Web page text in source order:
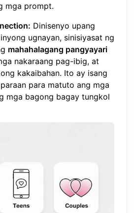
mga prompt.
Dinisenyo upang
ugnayan, sinisiyasat ng
mahahalagang pangyayari
nakaraang pag-ibig, at
kakaibahan. Ito ay isang
para matuto ang mga
mga bagong bagay tungkol